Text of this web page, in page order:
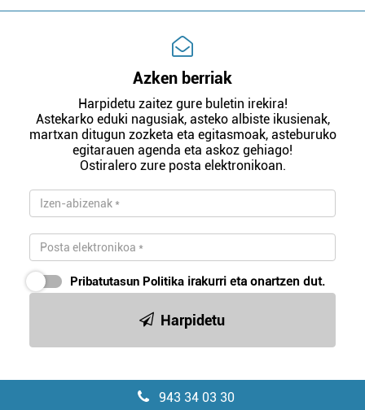
Azken berriak
Harpidetu zaitez gure buletin irekira!
Astekarko eduki nagusiak, asteko albiste ikusienak,
martxan ditugun zozketa eta egitasmoak, asteburuko
egitarauen agenda eta askoz gehiago!
Ostiralero zure posta elektronikoan.
Pribatutasun Politika irakurri eta onartzen dut.
Harpidetu
943 34 03 30